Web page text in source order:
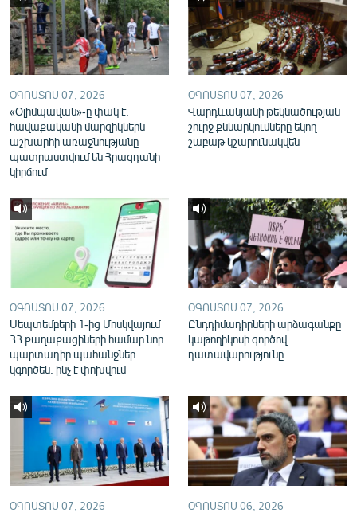
ԲԱՆԱՎԵՃ
ՁԳՏԵԼՈՎ ԼԱՎԱԳՈՒՅՆԻՆ
ՓՈԴՔԱՍԹ
Հայերեն
English
Русский
ՀԵՏԵՎԵՔ ՄԵԶ
«Ազատության» բոլոր կայքերը
ՕԳՈՍՏՈՍ 07, 2026
«Օլիմպավան»-ը փակ է.
հավաքականի մարզիկներն
աշխարհի առաջնությանը
պատրաստվում են Հրազդանի
կիրճում
ՕԳՈՍՏՈՍ 07, 2026
Վարդևանյանի թեկնածության
շուրջ քննարկումները եկող
շաբաթ կշարունակվեն
ՕԳՈՍՏՈՍ 07, 2026
Սեպտեմբերի 1-ից Մոսկվայում
ՀՀ քաղաքացիների համար նոր
պարտադիր պահանջներ
կգործեն. ինչ է փոխվում
ՕԳՈՍՏՈՍ 07, 2026
Ընդդիմադիրների արձագանքը
կաթողիկոսի գործով
դատավարությունը
ՕԳՈՍՏՈՍ 07, 2026 ՕԳՈՍՏՈՍ 06, 2026